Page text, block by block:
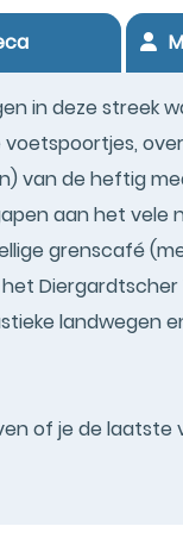
in deze streek
van de heftig
aan het vele
grenscafé
landwegen
of je de laatste